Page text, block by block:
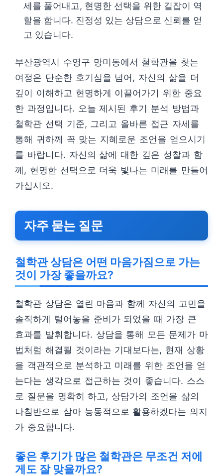
세를 풀어내고, 현명한 선택을 위한 길잡이 역
할을 합니다. 진정성 있는 상담으로 신뢰를 얻
고 있습니다.
부산광역시 수영구 망미동에서 철학관을 찾는
여정은 단순한 호기심을 넘어, 자신의 삶을 더
깊이 이해하고 현명하게 이끌어가기 위한 중요
한 과정입니다. 오늘 제시된 후기 분석 방법과
철학관 선택 기준, 그리고 올바른 접근 자세를
통해 귀하께 꼭 맞는 지혜로운 조언을 얻으시기
를 바랍니다. 자신의 삶에 대한 깊은 성찰과 함
께, 현명한 선택으로 더욱 빛나는 미래를 만들어
가십시오.
자주 묻는 질문
철학관 상담은 어떤 마음가짐으로 가는
것이 가장 좋을까요?
철학관 상담은 열린 마음과 함께 자신의 고민을
솔직하게 털어놓을 준비가 되었을 때 가장 큰
효과를 발휘합니다. 상담을 통해 모든 문제가 마
법처럼 해결될 것이라는 기대보다는, 현재 상황
을 객관적으로 분석하고 미래를 위한 조언을 얻
는다는 생각으로 접근하는 것이 좋습니다. 스스
로 질문을 명확히 하고, 상담가의 조언을 삶의
나침반으로 삼아 능동적으로 활용하겠다는 의지
가 중요합니다.
좋은 후기가 많은 철학관은 무조건 저에
게도 잘 맞을까요?